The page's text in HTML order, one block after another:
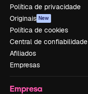
Política de privacidade
Originais New
Política de cookies
Central de confiabilidade
Afiliados
Empresas
Empresa